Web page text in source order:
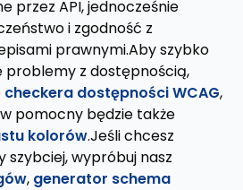
przez API, jednocześnie
i zgodność z
prawnymi.Aby szybko
z dostępnością,
checkera dostępności WCAG,
pomocny będzie także
kolorów.Jeśli chcesz
wypróbuj nasz
, generator schema